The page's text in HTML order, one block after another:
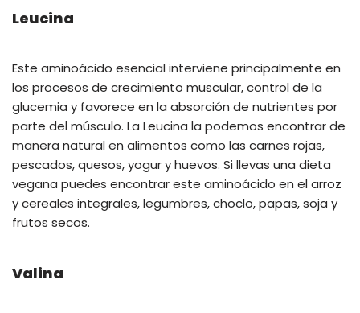
Leucina
Este aminoácido esencial interviene principalmente en
los procesos de crecimiento muscular, control de la
glucemia y favorece en la absorción de nutrientes por
parte del músculo. La Leucina la podemos encontrar de
manera natural en alimentos como las carnes rojas,
pescados, quesos, yogur y huevos. Si llevas una dieta
vegana puedes encontrar este aminoácido en el arroz
y cereales integrales, legumbres, choclo, papas, soja y
frutos secos.
Valina